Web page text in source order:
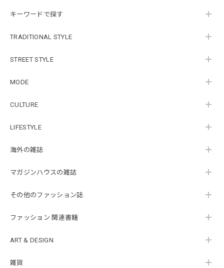
キーワードで探す
TRADITIONAL STYLE
STREET STYLE
MODE
CULTURE
LIFESTYLE
海外の雑誌
マガジンハウスの雑誌
その他のファッション誌
ファッション 関連書籍
ART & DESIGN
雑貨